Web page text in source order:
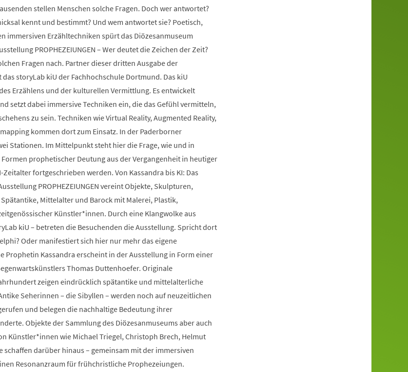
Tab)
stellen Menschen solche Fragen. Doch wer antwortet?
kennt und bestimmt? Und wem antwortet sie? Poetisch,
immersiven Erzähltechniken spürt das Diözesanmuseum
PROPHEZEIUNGEN – Wer deutet die Zeichen der Zeit?
Fragen nach. Partner dieser dritten Ausgabe der
das storyLab kiU der Fachhochschule Dortmund. Das kiU
Erzählens und der kulturellen Vermittlung. Es entwickelt
setzt dabei immersive Techniken ein, die das Gefühl vermitteln,
zu sein. Techniken wie Virtual Reality, Augmented Reality,
kommen dort zum Einsatz. In der Paderborner
Stationen. Im Mittelpunkt steht hier die Frage, wie und in
prophetischer Deutung aus der Vergangenheit in heutiger
fortgeschrieben werden. Von Kassandra bis KI: Das
PROPHEZEIUNGEN vereint Objekte, Skulpturen,
Mittelalter und Barock mit Malerei, Plastik,
Künstler*innen. Durch eine Klangwolke aus
kiU – betreten die Besuchenden die Ausstellung. Spricht dort
Oder manifestiert sich hier nur mehr das eigene
Prophetin Kassandra erscheint in der Ausstellung in Form einer
Thomas Duttenhoefer. Originale
zeigen eindrücklich spätantike und mittelalterliche
Seherinnen – die Sibyllen – werden noch auf neuzeitlichen
und belegen die nachhaltige Bedeutung ihrer
Objekte der Sammlung des Diözesanmuseums aber auch
Künstler*innen wie Michael Triegel, Christoph Brech, Helmut
schaffen darüber hinaus – gemeinsam mit der immersiven
Resonanzraum für frühchristliche Prophezeiungen.